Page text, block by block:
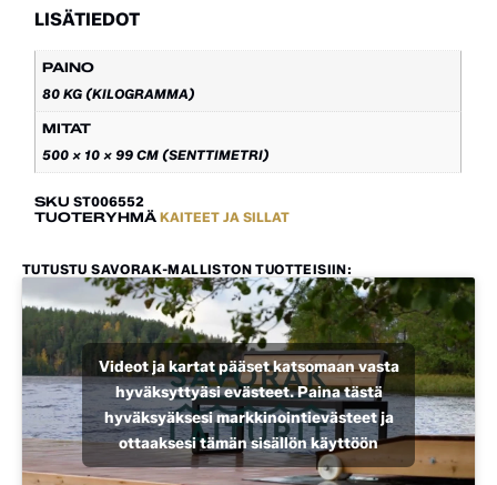
TUTUSTU SAVORAK-MALLISTON TUOTTEISIIN:
Videot ja kartat pääset katsomaan vasta
hyväksyttyäsi evästeet. Paina tästä
hyväksyäksesi markkinointievästeet ja
ottaaksesi tämän sisällön käyttöön
LISÄTIEDOT
PAINO
80 KG (KILOGRAMMA)
MITAT
500 × 10 × 99 CM (SENTTIMETRI)
SKUST006552
TUOTERYHMÄ KAITEET JA SILLAT